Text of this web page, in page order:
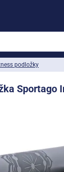
podložky
Sportago